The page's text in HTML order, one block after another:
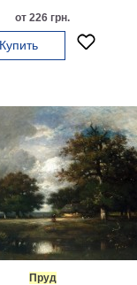
от 226 грн.
Купить
Пруд